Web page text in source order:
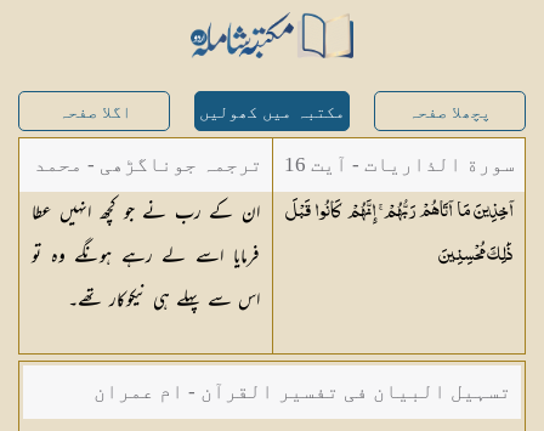
پچھلا صفحہ مکتبہ میں کھولیں اگلا صفحہ
سورة الذاريات - آیت 16
آخِذِينَ مَا آتَاهُمْ رَبُّهُمْ ۚ إِنَّهُمْ كَانُوا قَبْلَ
ذَٰلِكَمُحْسِنِينَ
ترجمہ جوناگڑھی - محمد
جونا گڑھی
ان کے رب نے جو کچھ انہیں عطا
فرمایا اسے لے رہے ہونگے وہ تو
اس سے پہلے ہی نیکوکار تھے۔
تسہیل البیان فی تفسیر القرآن - ام عمران